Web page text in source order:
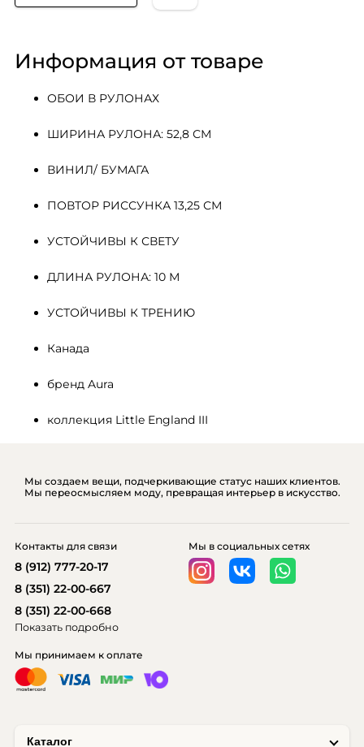
Информация от товаре
ОБОИ В РУЛОНАХ
ШИРИНА РУЛОНА: 52,8 СМ
ВИНИЛ/ БУМАГА
ПОВТОР РИССУНКА 13,25 СМ
УСТОЙЧИВЫ К СВЕТУ
ДЛИНА РУЛОНА: 10 М
УСТОЙЧИВЫ К ТРЕНИЮ
Канада
бренд Aura
коллекция Little England III
Мы создаем вещи, подчеркивающие статус наших клиентов.
Мы переосмысляем моду, превращая интерьер в искусство.
Каталог
Мы принимаем к оплате
Мы в социальных сетях
Контакты для связи
8 (912) 777-20-17
8 (351) 22-00-667
8 (351) 22-00-668
Показать подробно